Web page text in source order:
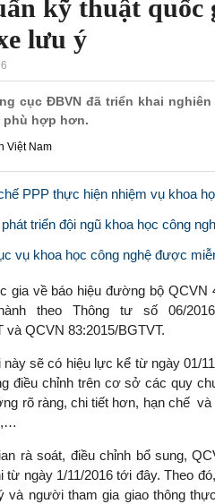
kỹ thuật quốc
lưu ý
cục ĐBVN đã triển khai
phù hợp hơn.
Việt Nam
PPP thực hiện nhiệm vụ khoa
triển đội ngũ khoa học công
vụ khoa học công nghệ được
gia về báo hiệu đường bộ
theo Thông tư số 06/
và QCVN 83:2015/BGTVT.
sẽ có hiệu lực kể từ ngày 01/
điều chỉnh trên cơ sở các quy
rõ ràng, chi tiết hơn, hạn chế
rà soát, điều chỉnh bổ sung,
từ ngày 1/11/2016 tới đây. Theo
và người tham gia giao thông